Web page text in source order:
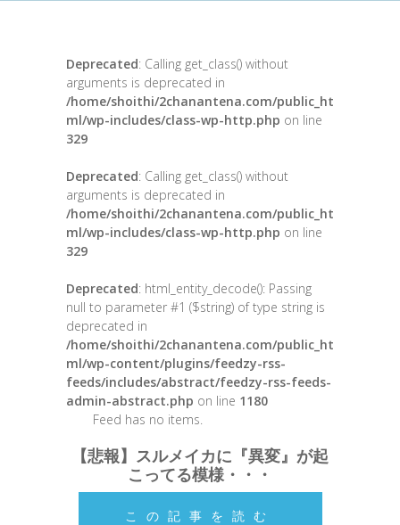
Deprecated: Calling get_class() without
arguments is deprecated in
/home/shoithi/2chanantena.com/public_ht
ml/wp-includes/class-wp-http.php on line
329
Deprecated: Calling get_class() without
arguments is deprecated in
/home/shoithi/2chanantena.com/public_ht
ml/wp-includes/class-wp-http.php on line
329
Deprecated: html_entity_decode(): Passing
null to parameter #1 ($string) of type string is
deprecated in
/home/shoithi/2chanantena.com/public_ht
ml/wp-content/plugins/feedzy-rss-
feeds/includes/abstract/feedzy-rss-feeds-
admin-abstract.php on line 1180
Feed has no items.
【悲報】スルメイカに『異変』が起
こってる模様・・・
この記事を読む